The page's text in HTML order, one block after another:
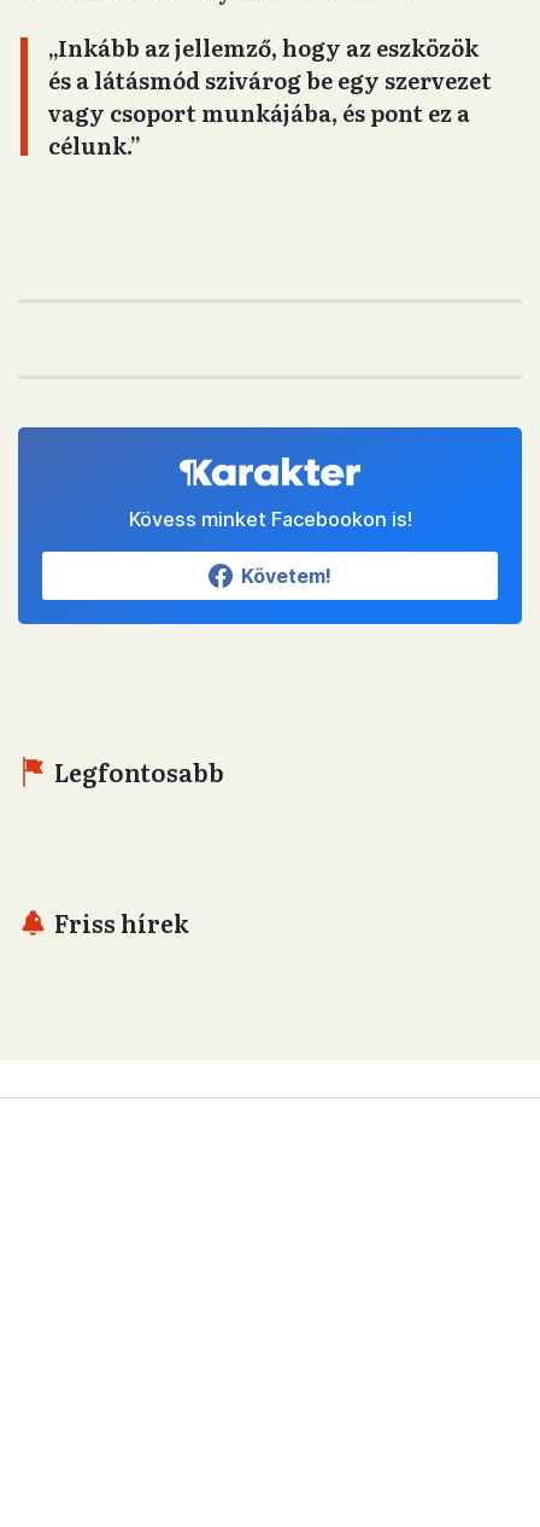
„Inkább az jellemző, hogy az eszközök
és a látásmód szivárog be egy szervezet
vagy csoport munkájába, és pont ez a
célunk.”
Kövess minket Facebookon is!
Követem!
Legfontosabb
Friss hírek